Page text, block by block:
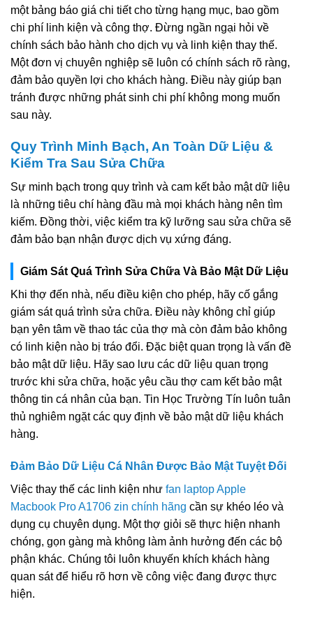
một bảng báo giá chi tiết cho từng hạng mục, bao gồm
chi phí linh kiện và công thợ. Đừng ngần ngại hỏi về
chính sách bảo hành cho dịch vụ và linh kiện thay thế.
Một đơn vị chuyên nghiệp sẽ luôn có chính sách rõ ràng,
đảm bảo quyền lợi cho khách hàng. Điều này giúp bạn
tránh được những phát sinh chi phí không mong muốn
sau này.
Quy Trình Minh Bạch, An Toàn Dữ Liệu &
Kiểm Tra Sau Sửa Chữa
Sự minh bạch trong quy trình và cam kết bảo mật dữ liệu
là những tiêu chí hàng đầu mà mọi khách hàng nên tìm
kiếm. Đồng thời, việc kiểm tra kỹ lưỡng sau sửa chữa sẽ
đảm bảo bạn nhận được dịch vụ xứng đáng.
Giám Sát Quá Trình Sửa Chữa Và Bảo Mật Dữ Liệu
Khi thợ đến nhà, nếu điều kiện cho phép, hãy cố gắng
giám sát quá trình sửa chữa. Điều này không chỉ giúp
bạn yên tâm về thao tác của thợ mà còn đảm bảo không
có linh kiện nào bị tráo đổi. Đặc biệt quan trọng là vấn đề
bảo mật dữ liệu. Hãy sao lưu các dữ liệu quan trọng
trước khi sửa chữa, hoặc yêu cầu thợ cam kết bảo mật
thông tin cá nhân của bạn. Tin Học Trường Tín luôn tuân
thủ nghiêm ngặt các quy định về bảo mật dữ liệu khách
hàng.
Đảm Bảo Dữ Liệu Cá Nhân Được Bảo Mật Tuyệt Đối
Việc thay thế các linh kiện như fan laptop Apple
Macbook Pro A1706 zin chính hãng cần sự khéo léo và
dụng cụ chuyên dụng. Một thợ giỏi sẽ thực hiện nhanh
chóng, gọn gàng mà không làm ảnh hưởng đến các bộ
phận khác. Chúng tôi luôn khuyến khích khách hàng
quan sát để hiểu rõ hơn về công việc đang được thực
hiện.